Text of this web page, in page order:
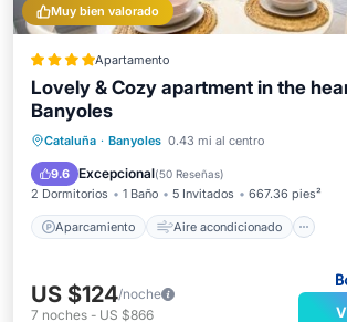
Muy bien valorado
Apartamento
Lovely & Cozy apartment in the
Banyoles
Cataluña · Banyoles 0.43 mi al centro
9.6 Excepcional(50 Reseñas)
2 Dormitorios 1 Baño 5 Invitados 667.36 pies²
Aparcamiento Aire acondicionado
Aparcamiento
Aire acondicionado
Internet
Apto para niños
US $124/noche
7 noches - US $866